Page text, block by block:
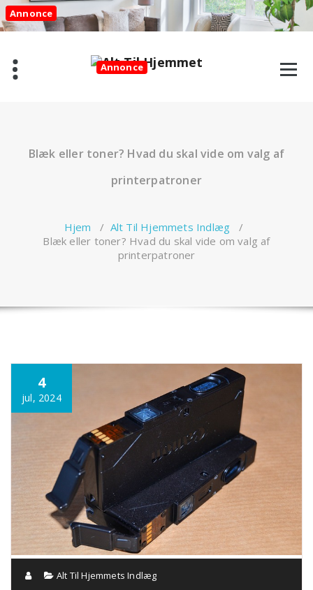
Videre
til
indhold
Annonce
Annonce
Blæk eller toner? Hvad du skal vide om valg af
printerpatroner
Hjem / Alt Til Hjemmets Indlæg /
Blæk eller toner? Hvad du skal vide om valg af
printerpatroner
4
jul, 2024
Annonce
Alt Til Hjemmets Indlæg